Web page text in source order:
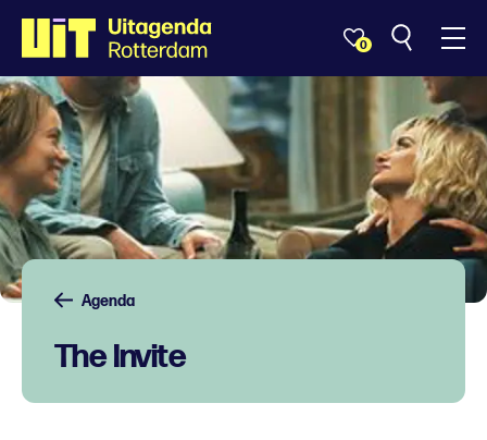
0
Agenda
The Invite